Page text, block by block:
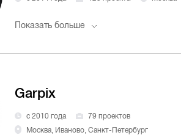
Показать больше
Garpix
с 2010 года
79 проектов
Москва, Иваново, Санкт-Петербург